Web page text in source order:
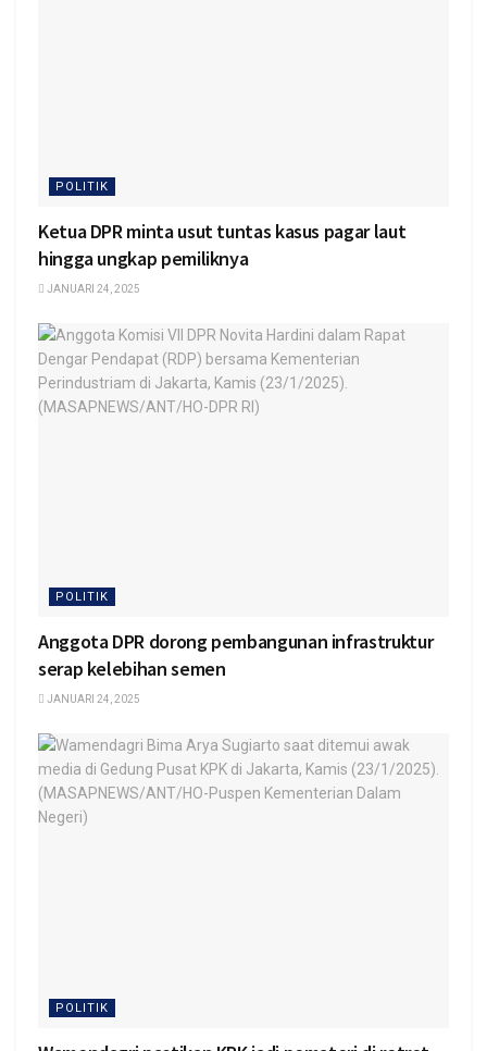
POLITIK
Ketua DPR minta usut tuntas kasus pagar laut
hingga ungkap pemiliknya
JANUARI 24, 2025
POLITIK
Anggota DPR dorong pembangunan infrastruktur
serap kelebihan semen
JANUARI 24, 2025
POLITIK